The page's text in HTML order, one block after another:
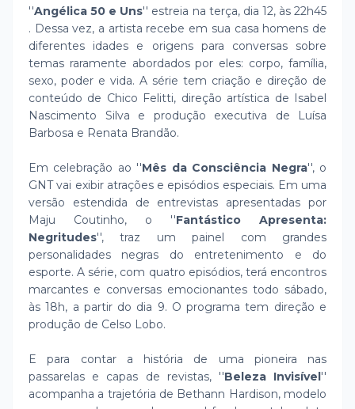
''Angélica 50 e Uns'' estreia na terça, dia 12, às 22h45
. Dessa vez, a artista recebe em sua casa homens de
diferentes idades e origens para conversas sobre
temas raramente abordados por eles: corpo, família,
sexo, poder e vida. A série tem criação e direção de
conteúdo de Chico Felitti, direção artística de Isabel
Nascimento Silva e produção executiva de Luísa
Barbosa e Renata Brandão.
Em celebração ao ''Mês da Consciência Negra'', o
GNT vai exibir atrações e episódios especiais. Em uma
versão estendida de entrevistas apresentadas por
Maju Coutinho, o ''Fantástico Apresenta:
Negritudes'', traz um painel com grandes
personalidades negras do entretenimento e do
esporte. A série, com quatro episódios, terá encontros
marcantes e conversas emocionantes todo sábado,
às 18h, a partir do dia 9. O programa tem direção e
produção de Celso Lobo.
E para contar a história de uma pioneira nas
passarelas e capas de revistas, ''Beleza Invisível''
acompanha a trajetória de Bethann Hardison, modelo